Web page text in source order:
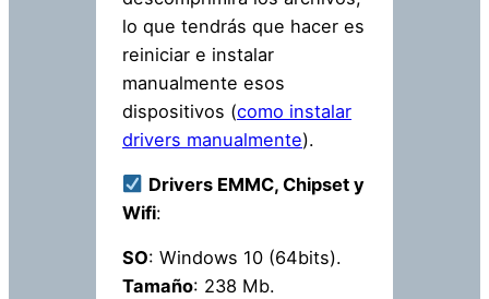
lo que tendrás que hacer es
reiniciar e instalar
manualmente esos
dispositivos (como instalar
drivers manualmente).
Drivers EMMC, Chipset y
Wifi:
SO: Windows 10 (64bits).
Tamaño: 238 Mb.